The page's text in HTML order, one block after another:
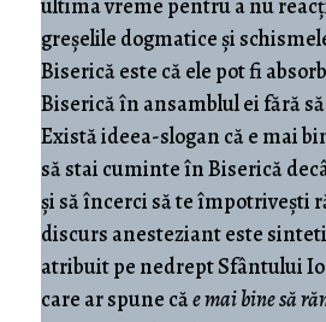
ultima vreme pentru a nu
greșelile dogmatice și
Biserică este că ele pot fi
Biserică în ansamblul ei fără
Există ideea-slogan că e mai
să stai cuminte în Biserică
și să încerci să te împotrivești
discurs anesteziant este
atribuit pe nedrept Sfântului
care ar spune căe mai bine să